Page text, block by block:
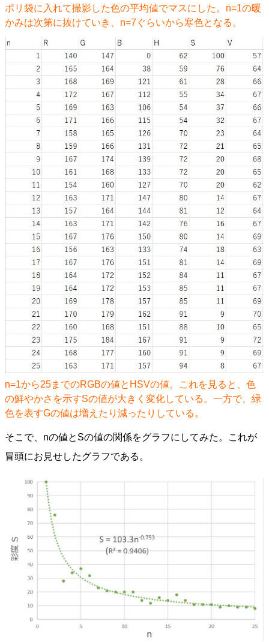
ポリ袋に入れて撮影した色の平均値でマスにした。n=1の暖
かみは次第に抜けていき、n=7ぐらいから寒色となる。
n=1から25までのRGBの値とHSVの値。これを見ると、色
の鮮やかさを示すSの値が大きく変化している。一方で、緑
色を表すGの値は増えたり減ったりしている。
そこで、nの値とSの値の関係をグラフにしてみた。これが
冒頭にお見せしたグラフである。